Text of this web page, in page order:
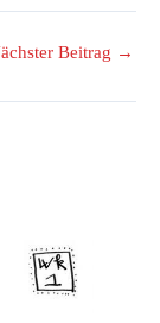
Beitrag →